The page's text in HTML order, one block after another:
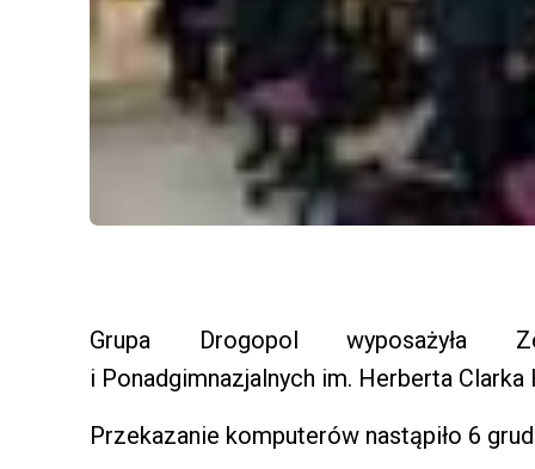
Grupa Drogopol wyposażyła
i Ponadgimnazjalnych im. Herberta
Przekazanie komputerów nastąpiło 6